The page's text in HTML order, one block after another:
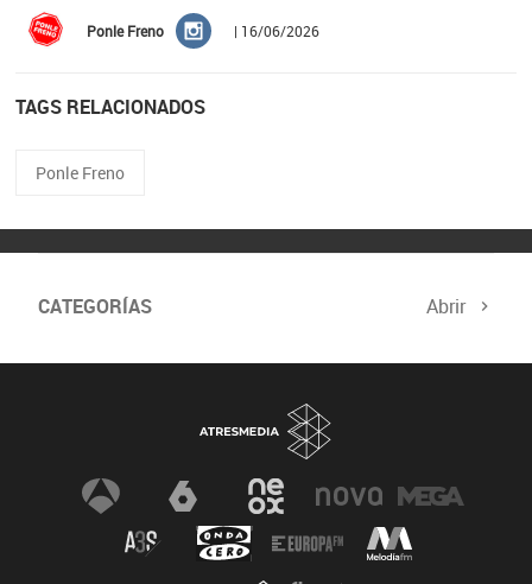
Ponle Freno | 16/06/2026
TAGS RELACIONADOS
Ponle Freno
CATEGORÍAS Abrir